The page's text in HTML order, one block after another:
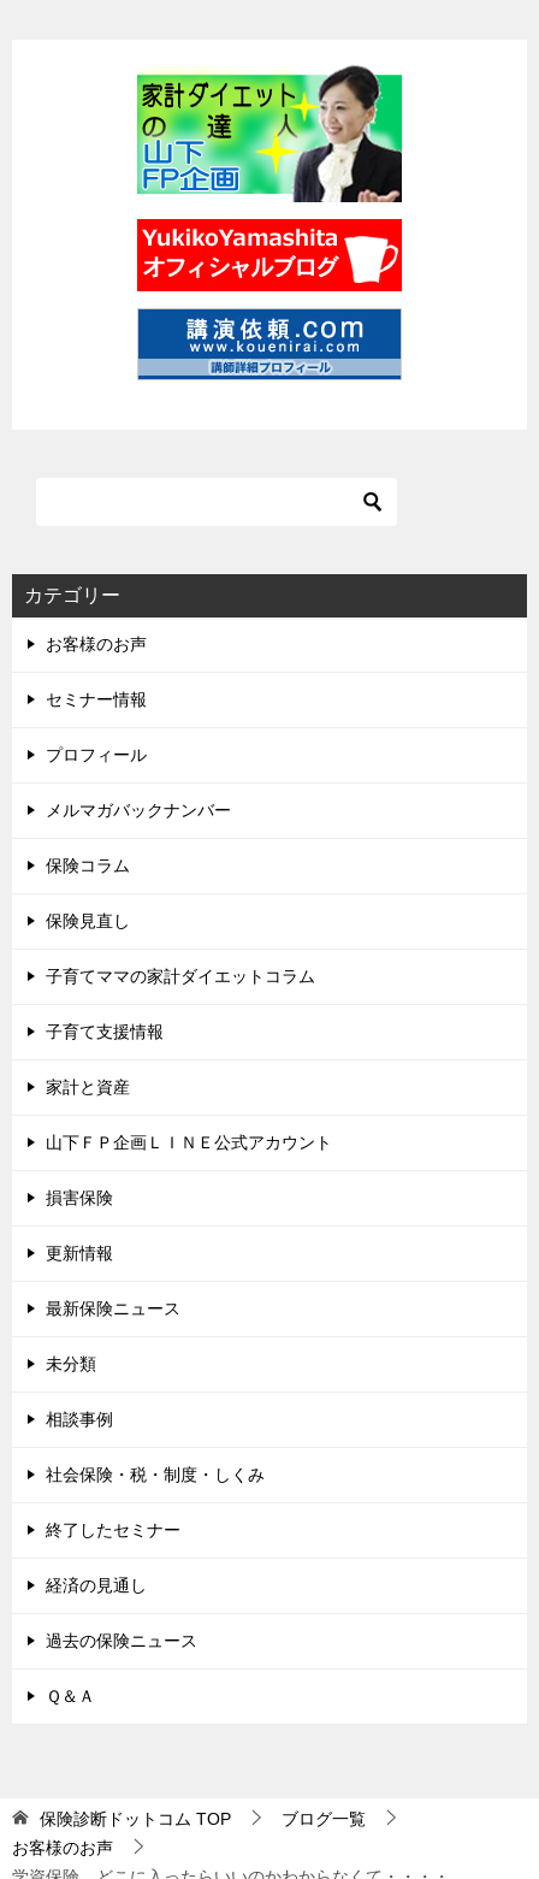
カテゴリー
お客様のお声
セミナー情報
プロフィール
メルマガバックナンバー
保険コラム
保険見直し
子育てママの家計ダイエットコラム
子育て支援情報
家計と資産
山下ＦＰ企画ＬＩＮＥ公式アカウント
損害保険
更新情報
最新保険ニュース
未分類
相談事例
社会保険・税・制度・しくみ
終了したセミナー
経済の見通し
過去の保険ニュース
Ｑ＆Ａ
保険診断ドットコム TOP
ブログ一覧
お客様のお声